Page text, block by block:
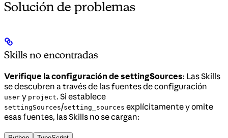
Solución de problemas
Skills no encontradas
Verifique la configuración de settingSources: Las Skills
se descubren a través de las fuentes de configuración
user y project. Si establece
settingSources/setting_sources explícitamente y omite
esas fuentes, las Skills no se cargan: